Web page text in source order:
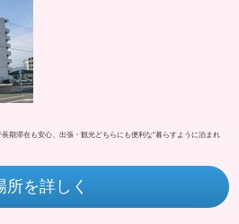
期滞在も安心、出張・観光どちらにも便利な“暮らすように泊まれ
所を詳しく